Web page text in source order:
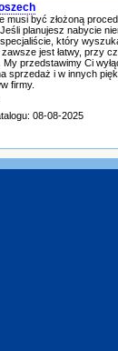
musi być złożoną
planujesz nabycie
który
jest łatwy, przy
przedstawimy Ci
sprzedaż i w innych
firmy.
08-08-2025